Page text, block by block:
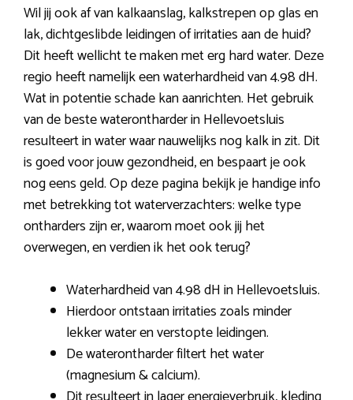
Wil jij ook af van kalkaanslag, kalkstrepen op glas en
lak, dichtgeslibde leidingen of irritaties aan de huid?
Dit heeft wellicht te maken met erg hard water. Deze
regio heeft namelijk een waterhardheid van 4.98 dH.
Wat in potentie schade kan aanrichten. Het gebruik
van de beste waterontharder in Hellevoetsluis
resulteert in water waar nauwelijks nog kalk in zit. Dit
is goed voor jouw gezondheid, en bespaart je ook
nog eens geld. Op deze pagina bekijk je handige info
met betrekking tot waterverzachters: welke type
ontharders zijn er, waarom moet ook jij het
overwegen, en verdien ik het ook terug?
Waterhardheid van 4.98 dH in Hellevoetsluis.
Hierdoor ontstaan irritaties zoals minder
lekker water en verstopte leidingen.
De waterontharder filtert het water
(magnesium & calcium).